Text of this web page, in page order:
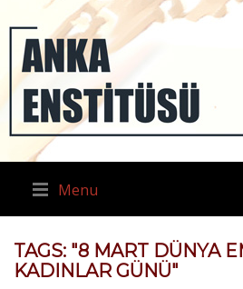
Menu
TAGS: "8 MART DÜNYA
KADINLAR GÜNÜ"